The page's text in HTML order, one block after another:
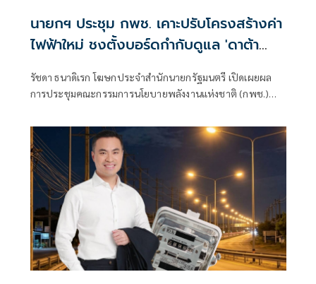
นายกฯ ประชุม กพช. เคาะปรับโครงสร้างค่า
ไฟฟ้าใหม่ ชงตั้งบอร์ดกำกับดูแล 'ดาต้า
รัชดา ธนาดิเรก โฆษกประจำสำนักนายกรัฐมนตรี เปิดเผยผล
การประชุมคณะกรรมการนโยบายพลังงานแห่งชาติ (กพช.)
ประชุมมีมติเห็นชอบมาตรการสำคัญด้านพลังงาน เรื่อง
โครงสร้างอัตราค่าไฟฟ้า